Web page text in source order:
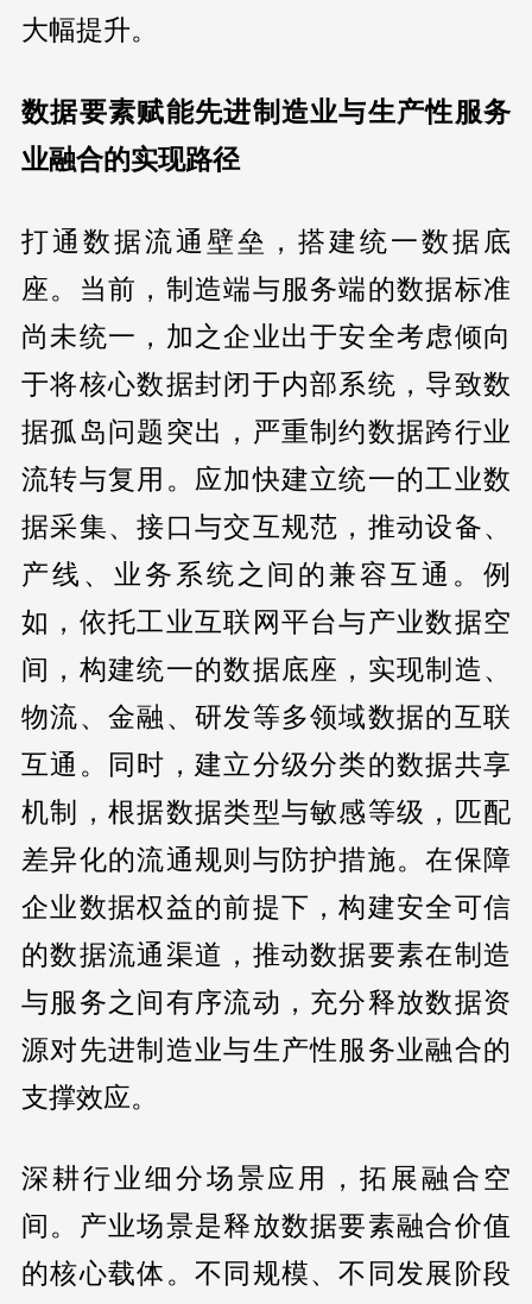
大幅提升。
数据要素赋能先进制造业与生产性服务
业融合的实现路径
打通数据流通壁垒，搭建统一数据底
座。当前，制造端与服务端的数据标准
尚未统一，加之企业出于安全考虑倾向
于将核心数据封闭于内部系统，导致数
据孤岛问题突出，严重制约数据跨行业
流转与复用。应加快建立统一的工业数
据采集、接口与交互规范，推动设备、
产线、业务系统之间的兼容互通。例
如，依托工业互联网平台与产业数据空
间，构建统一的数据底座，实现制造、
物流、金融、研发等多领域数据的互联
互通。同时，建立分级分类的数据共享
机制，根据数据类型与敏感等级，匹配
差异化的流通规则与防护措施。在保障
企业数据权益的前提下，构建安全可信
的数据流通渠道，推动数据要素在制造
与服务之间有序流动，充分释放数据资
源对先进制造业与生产性服务业融合的
支撑效应。
深耕行业细分场景应用，拓展融合空
间。产业场景是释放数据要素融合价值
的核心载体。不同规模、不同发展阶段